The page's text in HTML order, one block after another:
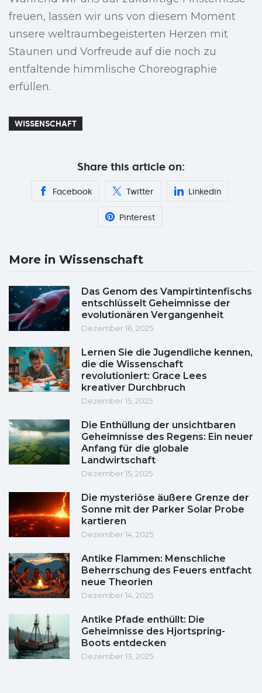
freuen, lassen wir uns von diesem Moment
unsere weltraumbegeisterten Herzen mit
Staunen und Vorfreude auf die noch zu
entfaltende himmlische Choreographie
erfüllen.
WISSENSCHAFT
Share this article on:
Facebook Twitter Linkedin
Pinterest
More in Wissenschaft
Das Genom des Vampirtintenfischs
entschlüsselt Geheimnisse der
evolutionären Vergangenheit
Dezember 16, 2025
Lernen Sie die Jugendliche kennen,
die die Wissenschaft
revolutioniert: Grace Lees
kreativer Durchbruch
Dezember 15, 2025
Die Enthüllung der unsichtbaren
Geheimnisse des Regens: Ein neuer
Anfang für die globale
Landwirtschaft
Dezember 15, 2025
Die mysteriöse äußere Grenze der
Sonne mit der Parker Solar Probe
kartieren
Dezember 14, 2025
Antike Flammen: Menschliche
Beherrschung des Feuers entfacht
neue Theorien
Dezember 14, 2025
Antike Pfade enthüllt: Die
Geheimnisse des Hjortspring-
Boots entdecken
Dezember 13, 2025